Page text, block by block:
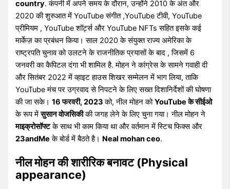
country. कंपनी में अपने समय के दौरान, उन्होंने 2010 के अंत और
2020 की शुरुआत में YouTube संगीत ,YouTube टीवी, YouTube
प्रीमियम , YouTube शॉर्ट्स और YouTube NFTs सहित इसके कई
मार्केज़ का प्रबंधन किया। साल 2020 के संयुक्त राज्य अमेरिका के
राष्ट्रपति चुनाव को उलटने के राजनीतिक प्रयासों के बाद , जिसमें 6
जनवरी का कैपिटल दंगा भी शामिल है. मोहन ने कांग्रेस के सामने गवाही दी
और सितंबर 2022 में व्हाइट हाउस शिखर सम्मेलन में भाग लिया, ताकि
YouTube मंच पर उग्रवाद से निपटने के लिए सख्त दिशानिर्देशों की घोषणा
की जा सके।16 फरवरी, 2023को, नील मोहन कोYouTube के सीईओ
के रूप मेंसुसान वोजसिकीकी जगह लेने के लिए चुना गया। नील मोहन ने
माइक्रोसॉफ्टके साथ भी काम किया था और वर्तमान में स्टिच फिक्स और
23andMe के बोर्ड में बैठते है। Neal mohan ceo.
नील मोहन की शारीरिक बनावट (Physical
appearance)